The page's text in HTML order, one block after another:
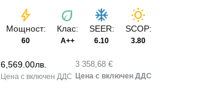
bolt
Мощност:
60
eco
Клас:
A++
ac_unit
SEER:
6.10
wb_sunny
SCOP:
3.80
6,569.00лв. 3 358,68 €